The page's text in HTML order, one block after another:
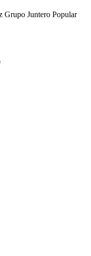
Grupo Juntero Popular